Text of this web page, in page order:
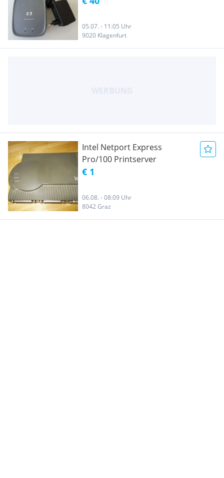
05.07. - 11:05 Uhr
9020 Klagenfurt
Intel Netport Express
Pro/100 Printserver
€ 1
06.08. - 08:09 Uhr
8042 Graz